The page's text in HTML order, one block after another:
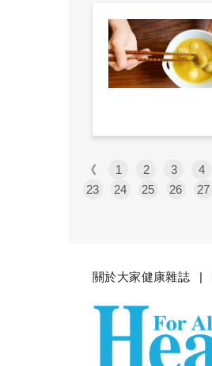
《 1 2 3 4
23
24 25 26 27
關於大家健康雜誌